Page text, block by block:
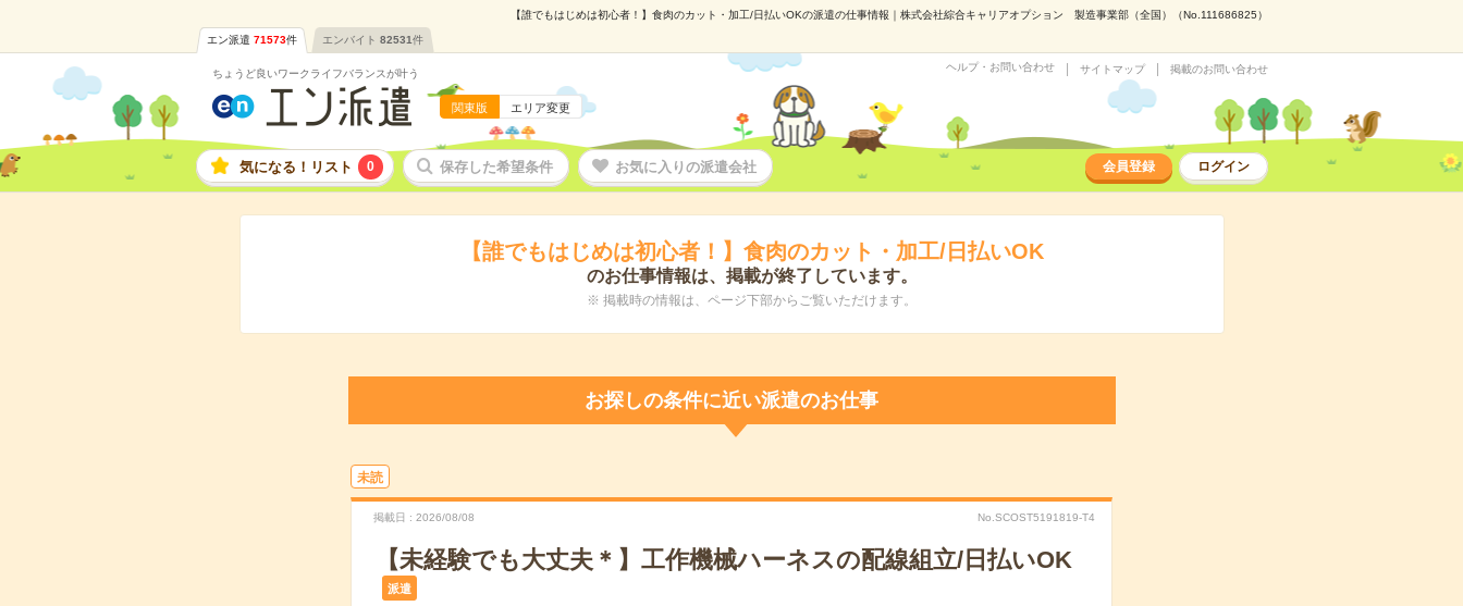
【誰でもはじめは初心者！】食肉のカット・加工/日払いOKの派遣の仕事情報｜株式会社綜合キャリアオプション 製造事業部（全国）（No.111686825）
エン派遣 71573件 エンバイト 82531件
ちょうど良いワークライフバランスが叶う
関東版 エリア変更
ヘルプ・お問い合わせ サイトマップ 掲載のお問い合わせ
気になる！リスト 0 保存した希望条件 お気に入りの派遣会社 会員登録 ログイン
【誰でもはじめは初心者！】食肉のカット・加工/日払いOK
のお仕事情報は、掲載が終了しています。
※ 掲載時の情報は、ページ下部からご覧いただけます。
お探しの条件に近い派遣のお仕事
未読
掲載日 2026/08/08 No.SCOST5191819-T4
【未経験でも大丈夫＊】工作機械ハーネスの配線組立/日払いOK
派遣